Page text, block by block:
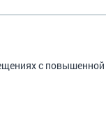
с повышенной